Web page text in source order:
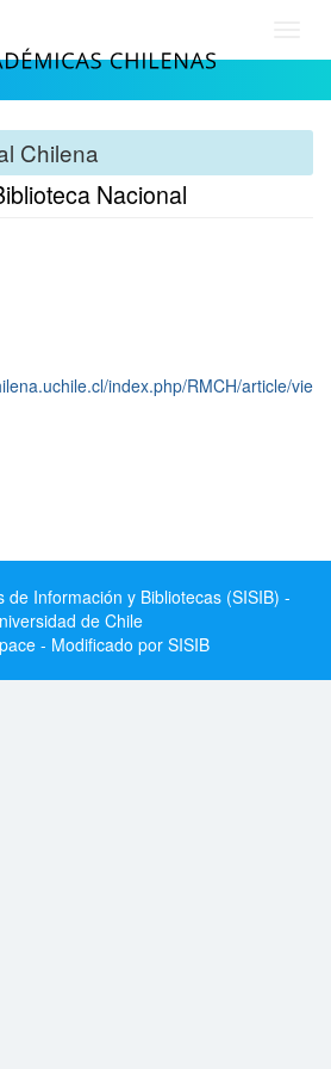
Chilena
Nacional
index.php/RMCH/article/vie
de Información y Bibliotecas (SISIB) -
de Chile
- Modificado por SISIB